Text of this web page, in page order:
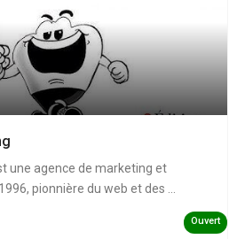
une agence de marketing et
pionnière du web et des ...
Ouvert